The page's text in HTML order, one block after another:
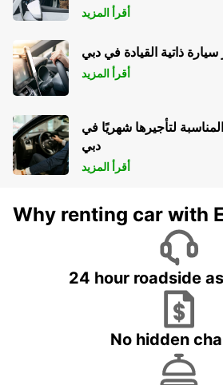
أقرأ المزيد
ذاتية القيادة في دبي
أقرأ المزيد
لتأجيرها شهريًا في
دبي
أقرأ المزيد
Why renting car with
24 hour roadside
No hidden